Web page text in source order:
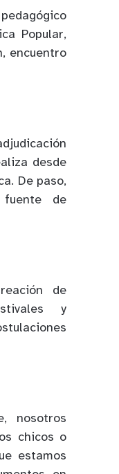
Popular,
encuentro
desde
De paso,
de
de
y
nosotros
chicos o
estamos